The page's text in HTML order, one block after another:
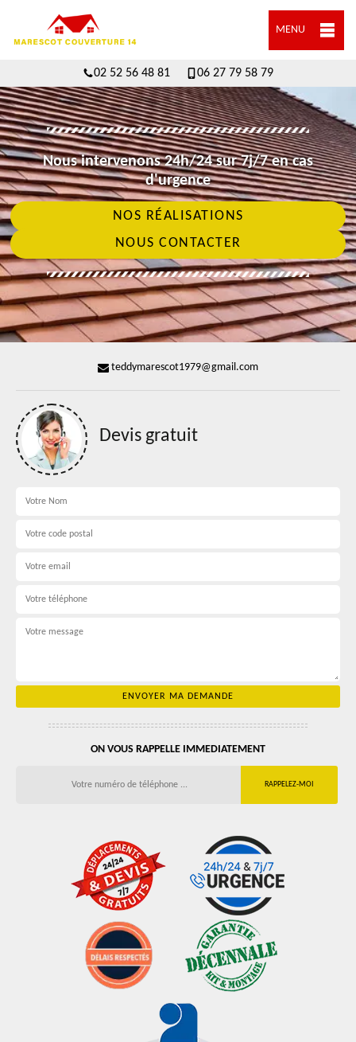
MENU
02 52 56 48 81 06 27 79 58 79
Nous intervenons 24h/24 sur 7j/7 en cas
d'urgence
NOS RÉALISATIONS
NOUS CONTACTER
teddymarescot1979@gmail.com
Devis gratuit
ON VOUS RAPPELLE IMMEDIATEMENT